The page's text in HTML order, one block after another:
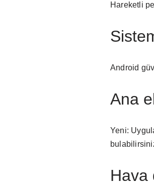
Hareketli
Android
Ana
Yeni:
Hava